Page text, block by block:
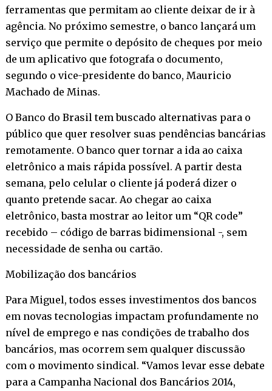
ferramentas que permitam ao cliente deixar de ir à
agência. No próximo semestre, o banco lançará um
serviço que permite o depósito de cheques por meio
de um aplicativo que fotografa o documento,
segundo o vice-presidente do banco, Mauricio
Machado de Minas.
O Banco do Brasil tem buscado alternativas para o
público que quer resolver suas pendências bancárias
remotamente. O banco quer tornar a ida ao caixa
eletrônico a mais rápida possível. A partir desta
semana, pelo celular o cliente já poderá dizer o
quanto pretende sacar. Ao chegar ao caixa
eletrônico, basta mostrar ao leitor um “QR code”
recebido – código de barras bidimensional -, sem
necessidade de senha ou cartão.
Mobilização dos bancários
Para Miguel, todos esses investimentos dos bancos
em novas tecnologias impactam profundamente no
nível de emprego e nas condições de trabalho dos
bancários, mas ocorrem sem qualquer discussão
com o movimento sindical. “Vamos levar esse debate
para a Campanha Nacional dos Bancários 2014,